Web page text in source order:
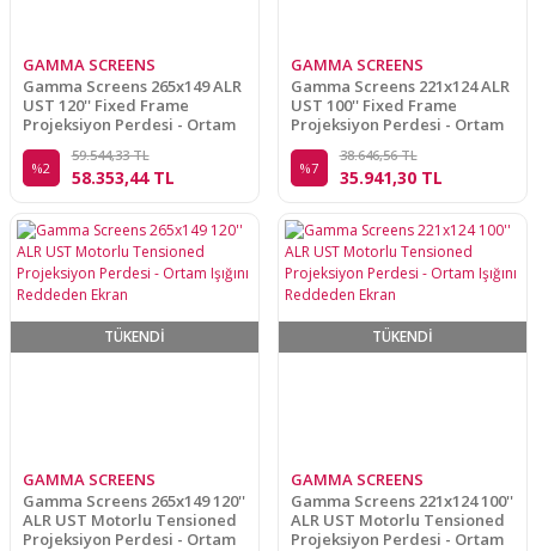
GAMMA SCREENS
Gamma Screens 265x149 ALR
UST 120'' Fixed Frame
Projeksiyon Perdesi - Ortam
%2
59.544,33 TL
58.353,44 TL
GAMMA SCREENS
Gamma Screens 221x124 ALR
UST 100'' Fixed Frame
Projeksiyon Perdesi - Ortam
%7
38.646,56 TL
35.941,30 TL
TÜKENDİ
GAMMA SCREENS
Gamma Screens 265x149 120''
ALR UST Motorlu Tensioned
Projeksiyon Perdesi - Ortam
TÜKENDİ
GAMMA SCREENS
Gamma Screens 221x124 100''
ALR UST Motorlu Tensioned
Projeksiyon Perdesi - Ortam